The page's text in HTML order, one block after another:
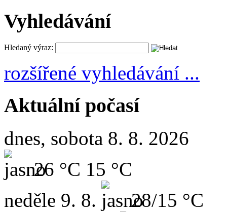
Vyhledávání
Hledaný výraz:
rozšířené vyhledávání ...
Aktuální počasí
dnes, sobota 8. 8. 2026
26 °C 15 °C
neděle 9. 8.
28/15 °C